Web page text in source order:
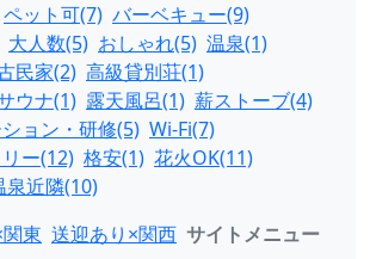
ペット可(7) バーベキュー(9)
大人数(5) おしゃれ(5) 温泉(1)
民家(2) 高級貸別荘(1)
ウナ(1) 露天風呂(1) 薪ストーブ(4)
ョン・研修(5) Wi-Fi(7)
ー(12) 格安(1) 花火OK(11)
泉近隣(10)
東 送迎あり×関西 サイトメニュー